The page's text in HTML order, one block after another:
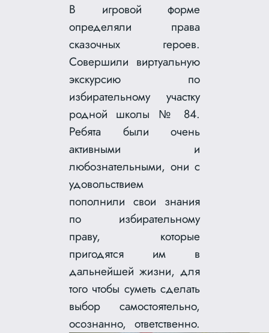
В игровой форме
определяли права
сказочных героев.
Совершили виртуальную
экскурсию по
избирательному участку
родной школы № 84.
Ребята были очень
активными и
любознательными, они с
удовольствием
пополнили свои знания
по избирательному
праву, которые
пригодятся им в
дальнейшей жизни, для
того чтобы суметь сделать
выбор самостоятельно,
осознанно, ответственно.